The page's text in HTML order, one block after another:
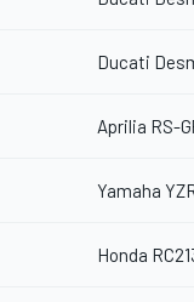
Ducati
Aprilia RS-
Yamaha
Honda